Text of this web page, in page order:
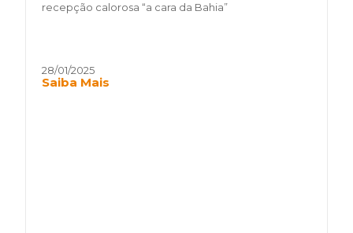
recepção calorosa “a cara da Bahia”
28/01/2025
Saiba Mais